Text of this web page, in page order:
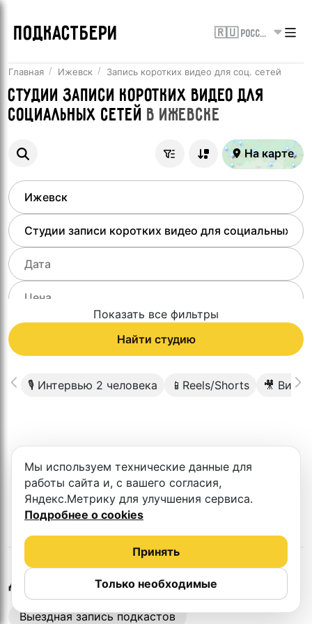
ПОДКАСТБЕРИ 🇷🇺 Россия
Главная Ижевск Запись коротких видео для соц. сетей
Студии записи коротких видео для
социальных сетей в Ижевске
На карте
Показать все фильтры
Найти студию
🎙 Интервью 2 человека 📱Reels/Shorts 🎥
студии
Другие студии в Ижевске
Выездная запись подкастов
Мы используем технические данные для
работы сайта и, с вашего согласия,
Яндекс.Метрику для улучшения сервиса.
Подробнее о cookies
Только необходимые
Принять